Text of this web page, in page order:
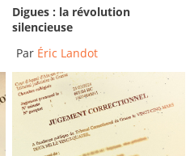
Digues : la révolution
silencieuse
Par Éric Landot